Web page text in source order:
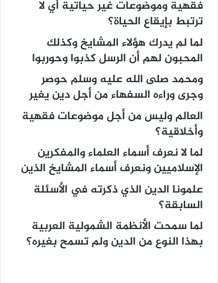
فقهية وموضوعات غير حياتية أي لا
ترتبط بإيقاع الحياة؟
لما لم يدرك هؤلاء المشايخ وكذلك
المحبون لهم أن الرسل كذبوا وحوربوا
ومحمد صلى الله عليه وسلم حوصر
وجرى وراءه السفهاء من أجل دين يغير
العالم وليس من أجل موضوعات فقهية
وأخلاقية؟
لما لا نعرف أسماء العلماء والمفكرين
الإسلاميين ونعرف أسماء المشايخ الذين
علمونا الدين الذي ذكرته في الأسئلة
السابقة؟
لما سمحت الأنظمة الشمولية العربية
بهذا النوع من الدين ولم تسمح بغيره؟